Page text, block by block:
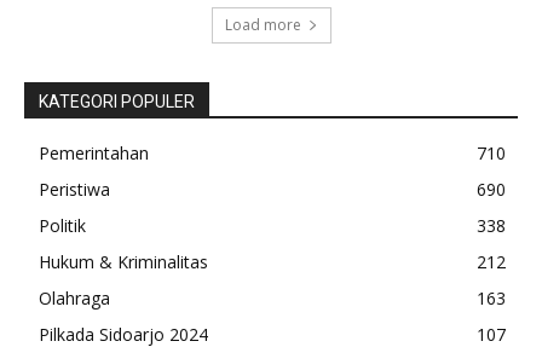
Load more
KATEGORI POPULER
Pemerintahan
710
Peristiwa
690
Politik
338
Hukum & Kriminalitas
212
Olahraga
163
Pilkada Sidoarjo 2024
107